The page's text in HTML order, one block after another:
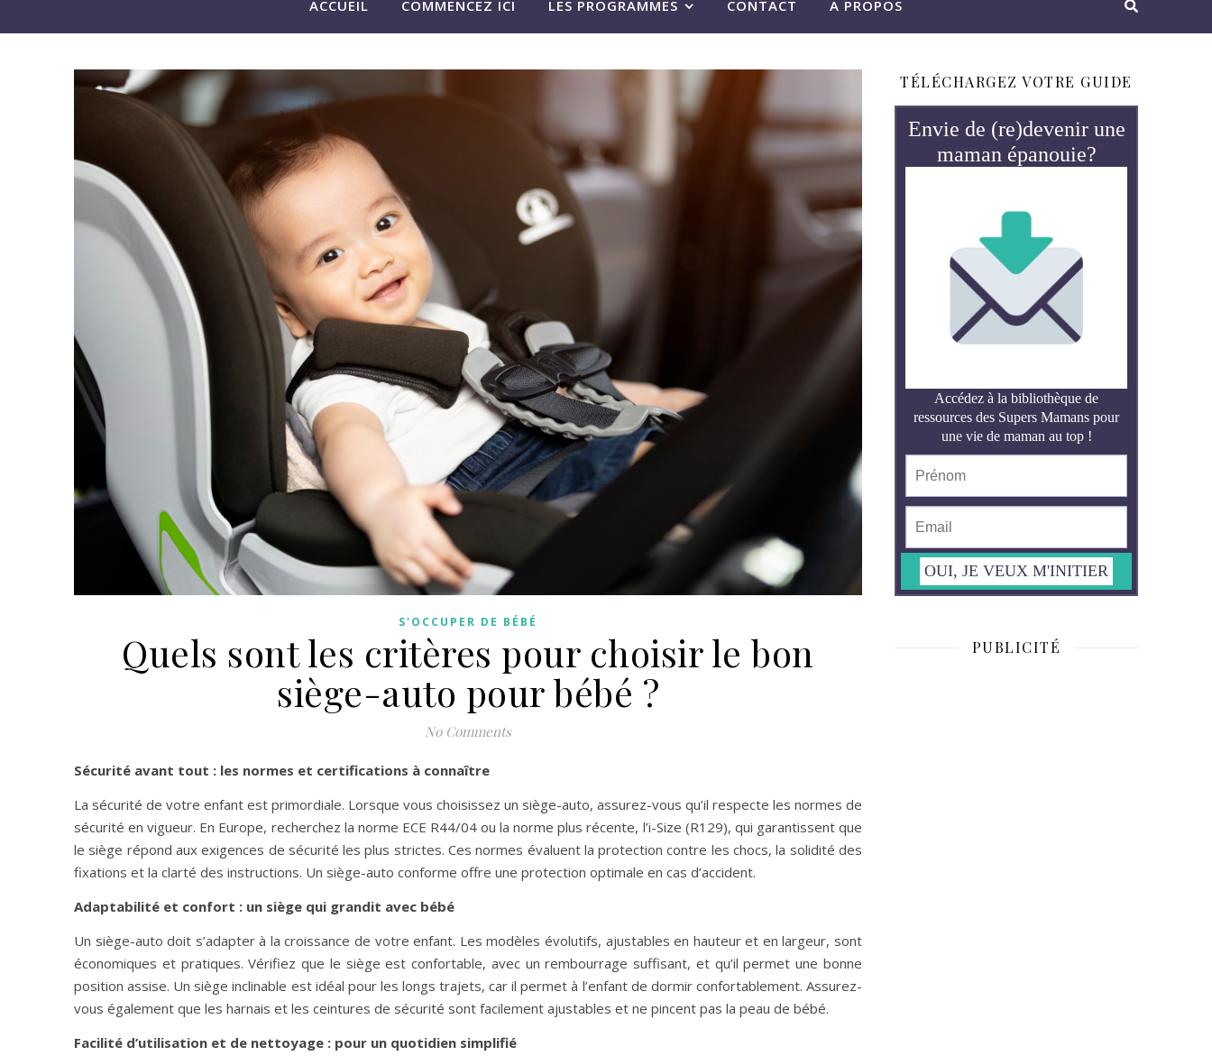
ACCUEIL COMMENCEZ ICI LES PROGRAMMES CONTACT A PROPOS
S'OCCUPER DE BÉBÉ
Quels sont les critères pour choisir le bon
siège-auto pour bébé ?
No Comments
Sécurité avant tout : les normes et certifications à connaître
La sécurité de votre enfant est primordiale. Lorsque vous choisissez un siège-auto, assurez-vous qu’il respecte les normes de
sécurité en vigueur. En Europe, recherchez la norme ECE R44/04 ou la norme plus récente, l’i-Size (R129), qui garantissent que
le siège répond aux exigences de sécurité les plus strictes. Ces normes évaluent la protection contre les chocs, la solidité des
fixations et la clarté des instructions. Un siège-auto conforme offre une protection optimale en cas d’accident.
Adaptabilité et confort : un siège qui grandit avec bébé
Un siège-auto doit s’adapter à la croissance de votre enfant. Les modèles évolutifs, ajustables en hauteur et en largeur, sont
économiques et pratiques. Vérifiez que le siège est confortable, avec un rembourrage suffisant, et qu’il permet une bonne
position assise. Un siège inclinable est idéal pour les longs trajets, car il permet à l’enfant de dormir confortablement. Assurez-
vous également que les harnais et les ceintures de sécurité sont facilement ajustables et ne pincent pas la peau de bébé.
Facilité d’utilisation et de nettoyage : pour un quotidien simplifié
TÉLÉCHARGEZ VOTRE GUIDE
PUBLICITÉ